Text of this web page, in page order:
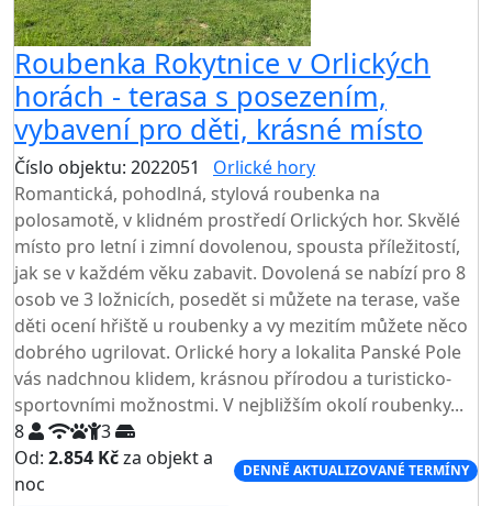
Roubenka Rokytnice v Orlických
horách - terasa s posezením,
vybavení pro děti, krásné místo
Číslo objektu: 2022051 Orlické hory
Romantická, pohodlná, stylová roubenka na
polosamotě, v klidném prostředí Orlických hor. Skvělé
místo pro letní i zimní dovolenou, spousta příležitostí,
jak se v každém věku zabavit. Dovolená se nabízí pro 8
osob ve 3 ložnicích, posedět si můžete na terase, vaše
děti ocení hřiště u roubenky a vy mezitím můžete něco
dobrého ugrilovat. Orlické hory a lokalita Panské Pole
vás nadchnou klidem, krásnou přírodou a turisticko-
sportovními možnostmi. V nejbližším okolí roubenky...
8
3
Od: 2.854 Kčza objekt a
noc
DENNĚ AKTUALIZOVANÉ TERMÍNY